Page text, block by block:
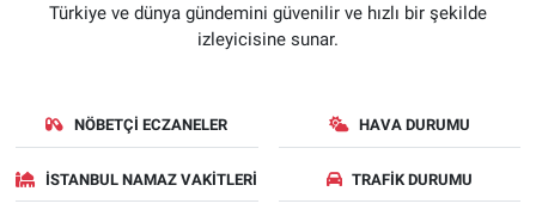
Türkiye ve dünya gündemini güvenilir ve hızlı bir şekilde
izleyicisine sunar.
NÖBETÇI ECZANELER HAVA DURUMU
İSTANBUL NAMAZ VAKITLERI TRAFIK DURUMU